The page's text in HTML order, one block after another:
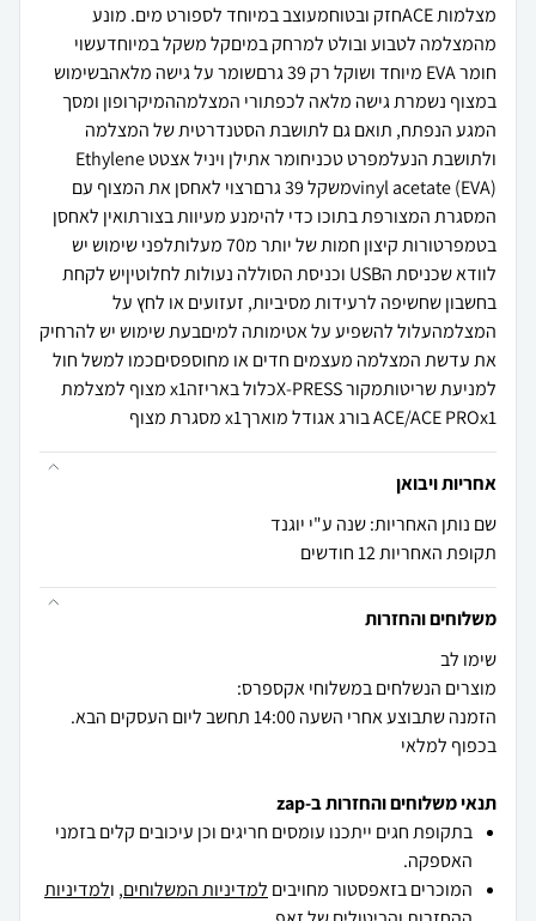
מצלמות ACEחזק ובטוחמעוצב במיוחד לספורט מים. מונע
מהמצלמה לטבוע ובולט למרחק במיםקל משקל במיוחדעשוי
חומר EVA מיוחד ושוקל רק 39 גרםשומר על גישה מלאהבשימוש
במצוף נשמרת גישה מלאה לכפתורי המצלמההמיקרופון ומסך
המגע הנפתח, תואם גם לתושבת הסטנדרטית של המצלמה
ולתושבת הנעלמפרט טכניחומר אתילן ויניל אצטט Ethylene
vinyl acetate (EVA)משקל 39 גרםרצוי לאחסן את המצוף עם
המסגרת המצורפת בתוכו כדי להימנע מעיוות בצורתואין לאחסן
בטמפרטורות קיצון חמות של יותר מ70 מעלותלפני שימוש יש
לוודא שכניסת הUSB וכניסת הסוללה נעולות לחלוטיןיש לקחת
בחשבון שחשיפה לרעידות מסיביות, זעזועים או לחץ על
המצלמהעלול להשפיע על אטימותה למיםבעת שימוש יש להרחיק
את עדשת המצלמה מעצמים חדים או מחוספסיםכמו למשל חול
למניעת שריטותמקור X-PRESSכלול באריזהx1 מצוף למצלמת
ACE/ACE PROx1 בורג אגודל מוארךx1 מסגרת מצוף
אחריות ויבואן
שם נותן האחריות: שנה ע"י יוגנד
תקופת האחריות 12 חודשים
משלוחים והחזרות
הזמנה שתבוצע אחרי השעה 14:00 תחשב ליום העסקים הבא.
בכפוף למלאי
תנאי משלוחים והחזרות ב-zap
בתקופת חגים ייתכנו עומסים חריגים וכן עיכובים קלים בזמני
האספקה.
המוכרים בזאפסטור מחויבים למדיניות המשלוחים, ולמדיניות